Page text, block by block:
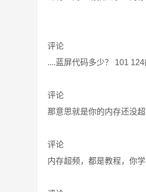
评论
....蓝屏代码多少？ 101
评论
那意思就是你的内存还没
评论
内存超频，都是教程，你学